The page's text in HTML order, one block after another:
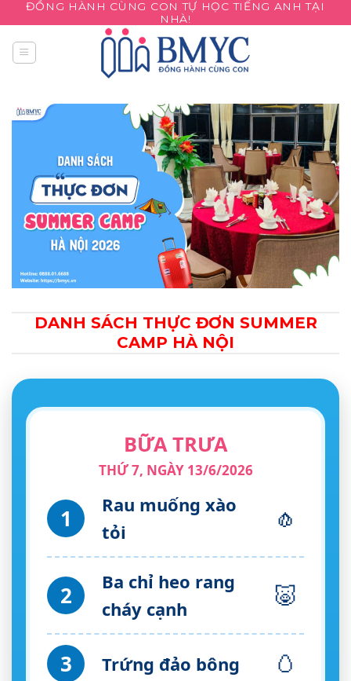
to
content
ĐỒNG HÀNH CÙNG CON TỰ HỌC TIẾNG ANH TẠI
NHÀ!
DANH SÁCH THỰC ĐƠN SUMMER
CAMP HÀ NỘI
BỮA TRƯA
THỨ 7, NGÀY 13/6/2026
1
Rau muống xào
tỏi
🧄
2
Ba chỉ heo rang
cháy cạnh
🐷
3 Trứng đảo bông 🥚